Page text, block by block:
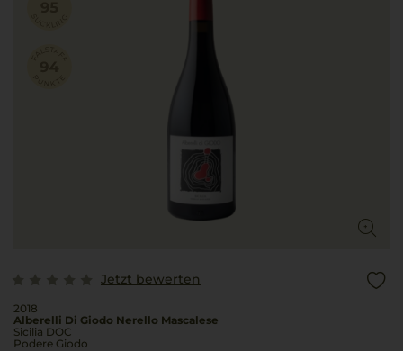
Jetzt bewerten
2018
Alberelli Di Giodo Nerello Mascalese
Sicilia DOC
Podere Giodo